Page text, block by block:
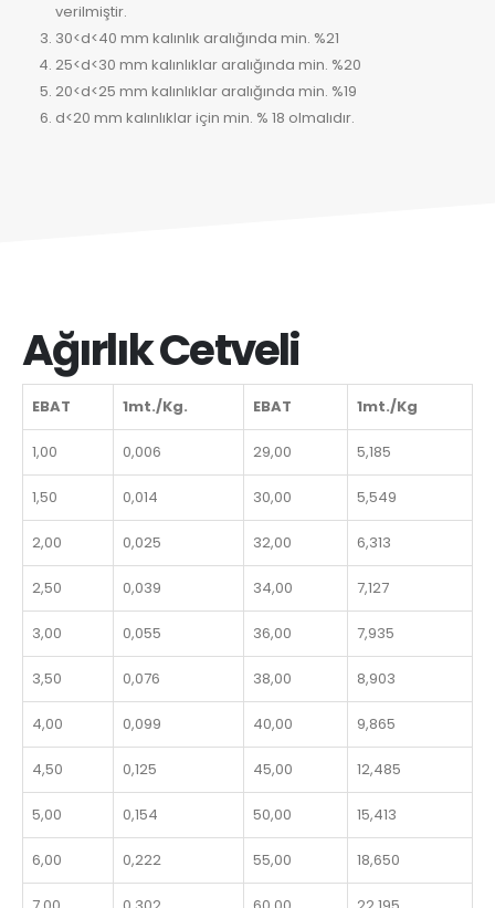
verilmiştir.
30<d<40 mm kalınlık aralığında min. %21
25<d<30 mm kalınlıklar aralığında min. %20
20<d<25 mm kalınlıklar aralığında min. %19
d<20 mm kalınlıklar için min. % 18 olmalıdır.
Ağırlık Cetveli
EBAT 1mt./Kg. EBAT 1mt./Kg
1,00 0,006 29,00 5,185
1,50 0,014 30,00 5,549
2,00 0,025 32,00 6,313
2,50 0,039 34,00 7,127
3,00 0,055 36,00 7,935
3,50 0,076 38,00 8,903
4,00 0,099 40,00 9,865
4,50 0,125 45,00 12,485
5,00 0,154 50,00 15,413
6,00 0,222 55,00 18,650